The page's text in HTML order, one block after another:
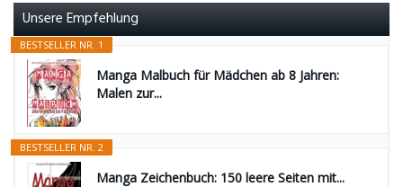
Unsere Empfehlung
BESTSELLER NR. 1
Manga Malbuch für Mädchen ab 8 Jahren:
Malen zur...
BESTSELLER NR. 2
Manga Zeichenbuch: 150 leere Seiten mit...